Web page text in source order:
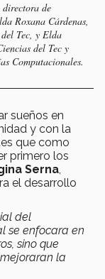
directora de
Roxana Cárdenas,
Tec, y Elda
del Tec y
Computacionales.
sueños en
y con la
que como
primero los
Serna,
el desarrollo
del
se enfocara en
sino que
la